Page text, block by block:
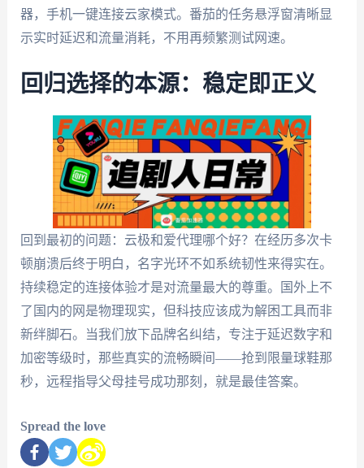
器，手机一键连接云家模式。番茄的任务悬浮窗清晰显
示实时延迟和流量消耗，不用再频繁测试网速。
回归选择的本源：稳定即正义
回到最初的问题：云极和爱代理哪个好？在经历多次卡
顿崩溃后终于明白，名字光环不如系统韧性来得实在。
持续稳定的连接体验才是对流量最大的尊重。国外上不
了国内的网是物理现实，但科技应该成为解困工具而非
新绊脚石。当我们放下品牌名纠结，专注于延迟数字和
加密等级时，那些真实的流畅瞬间——抢到限量球鞋那
秒，远程指导父母挂号成功那刻，就是最佳答案。
Spread the love